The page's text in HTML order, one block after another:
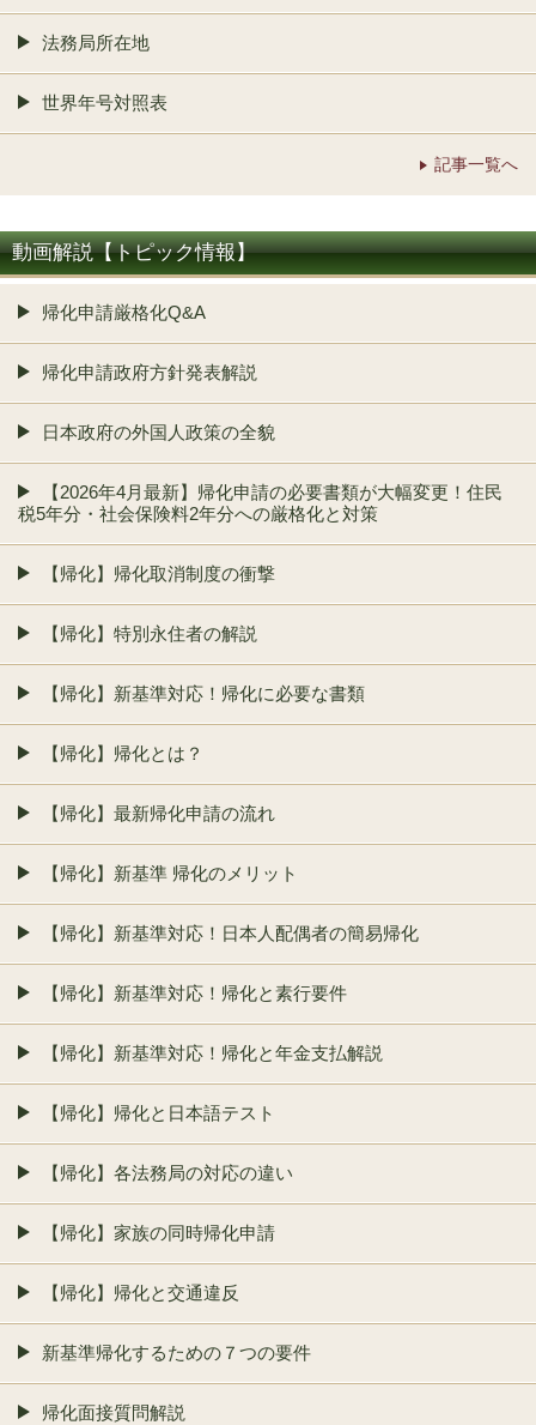
法務局所在地
世界年号対照表
記事一覧へ
動画解説【トピック情報】
帰化申請厳格化Q&A
帰化申請政府方針発表解説
日本政府の外国人政策の全貌
【2026年4月最新】帰化申請の必要書類が大幅変更！住民
税5年分・社会保険料2年分への厳格化と対策
【帰化】帰化取消制度の衝撃
【帰化】特別永住者の解説
【帰化】新基準対応！帰化に必要な書類
【帰化】帰化とは？
【帰化】最新帰化申請の流れ
【帰化】新基準 帰化のメリット
【帰化】新基準対応！日本人配偶者の簡易帰化
【帰化】新基準対応！帰化と素行要件
【帰化】新基準対応！帰化と年金支払解説
【帰化】帰化と日本語テスト
【帰化】各法務局の対応の違い
【帰化】家族の同時帰化申請
【帰化】帰化と交通違反
新基準帰化するための７つの要件
帰化面接質問解説